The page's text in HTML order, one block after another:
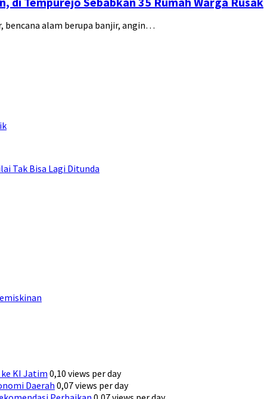
bencana alam berupa banjir, angin…
Tak Bisa Lagi Ditunda
KI Jatim 0,10 views per day
Daerah 0,07 views per day